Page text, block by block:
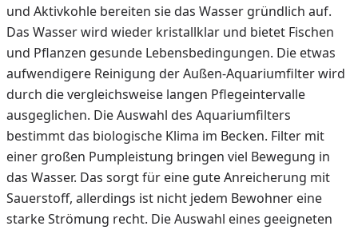
und Aktivkohle bereiten sie das Wasser gründlich auf.
Das Wasser wird wieder kristallklar und bietet Fischen
und Pflanzen gesunde Lebensbedingungen. Die etwas
aufwendigere Reinigung der Außen-Aquariumfilter wird
durch die vergleichsweise langen Pflegeintervalle
ausgeglichen. Die Auswahl des Aquariumfilters
bestimmt das biologische Klima im Becken. Filter mit
einer großen Pumpleistung bringen viel Bewegung in
das Wasser. Das sorgt für eine gute Anreicherung mit
Sauerstoff, allerdings ist nicht jedem Bewohner eine
starke Strömung recht. Die Auswahl eines geeigneten